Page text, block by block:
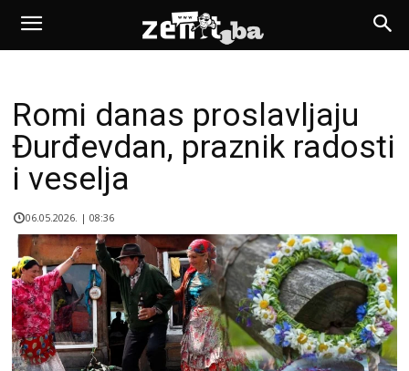
Romi danas proslavljaju
Đurđevdan, praznik radosti
i veselja
06.05.2026. | 08:36